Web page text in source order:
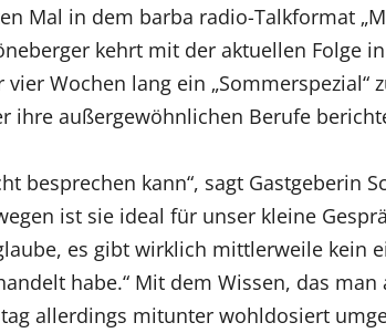
Mal in dem barba radio-Talkformat
kehrt mit der aktuellen Folge
Wochen lang ein „Sommerspezial“
ihre außergewöhnlichen Berufe
besprechen kann“, sagt Gastgeberin
ist sie ideal für unser kleine
es gibt wirklich mittlerweile kein
habe.“ Mit dem Wissen, das man
allerdings mitunter wohldosiert